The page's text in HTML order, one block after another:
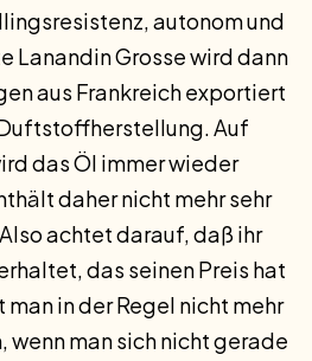
autonom und
Lanandin Grosse wird dann
aus Frankreich exportiert
Auf
das Öl immer wieder
daher nicht mehr sehr
achtet darauf, daß ihr
das seinen Preis hat
in der Regel nicht mehr
wenn man sich nicht gerade